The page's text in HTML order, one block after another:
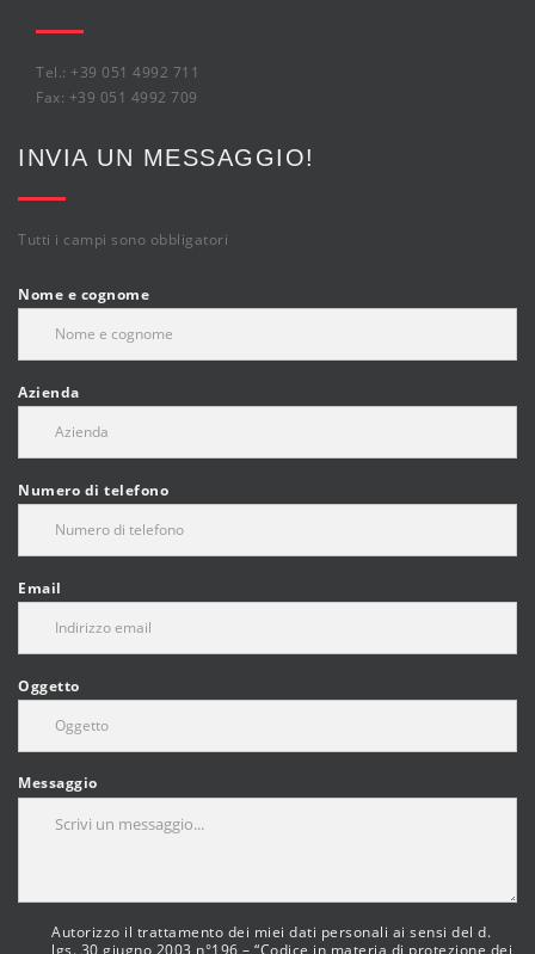
Tel.: +39 051 4992 711
Fax: +39 051 4992 709
INVIA UN MESSAGGIO!
Tutti i campi sono obbligatori
Nome e cognome
Azienda
Numero di telefono
Email
Oggetto
Messaggio
Autorizzo il trattamento dei miei dati personali ai sensi del d.
lgs. 30 giugno 2003 n°196 – “Codice in materia di protezione dei